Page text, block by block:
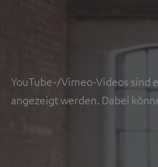
YouTube-/Vimeo-Videos sind
angezeigt werden. Dabei